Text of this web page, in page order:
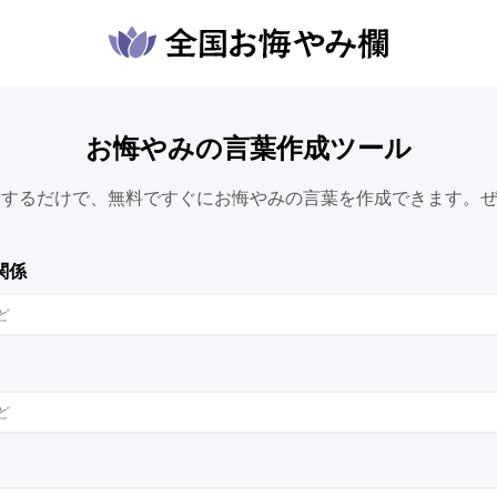
お悔やみの言葉作成ツール
るだけで、無料ですぐにお悔やみの言葉を作成できます。
係